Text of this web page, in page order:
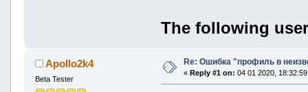
The following
Apollo2k4
Beta Tester
Re: Ошибка "профиль в
« Reply #1 on: 04 01 2020,